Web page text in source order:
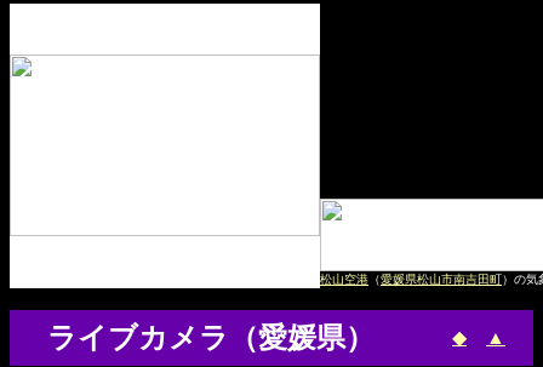
松山空港 （愛媛県松山市南吉田町）の気
ライブカメラ（愛媛県） ◆ ▲